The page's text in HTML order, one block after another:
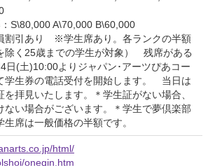
S\80,000 A\70,000 B\60,000
割引あり ※学生席あり。各ランクの半額
除く25歳までの学生が対象） 残席がある
日(土)10:00よりジャパン･アーツぴあコー
学生券の電話受付を開始します。 当日は
を拝見いたします。＊学生証がない場合、
ない場合がございます。＊学生で夢倶楽部
席は一般価格の半額です。
html/
onegin.htm